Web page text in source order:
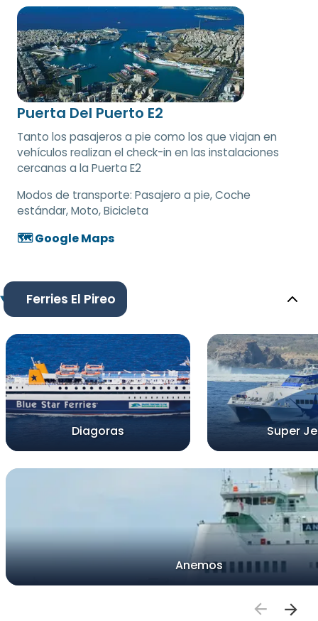
Puerta Del Puerto E2
Tanto los pasajeros a pie como los que viajan en
vehículos realizan el check-in en las instalaciones
cercanas a la Puerta E2
Modos de transporte: Pasajero a pie, Coche
estándar, Moto, Bicicleta
🗺️ Google Maps
Ferries El Pireo
Diagoras Super
Anemos